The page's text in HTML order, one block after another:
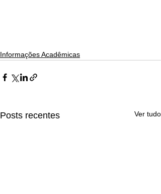
Informações Acadêmicas
Posts recentes Ver tudo